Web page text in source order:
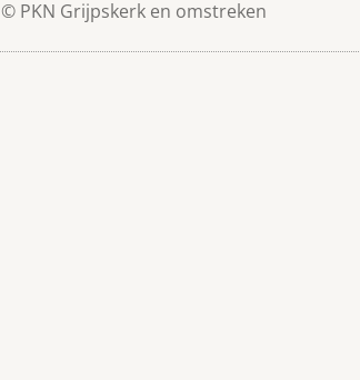
© PKN Grijpskerk en omstreken